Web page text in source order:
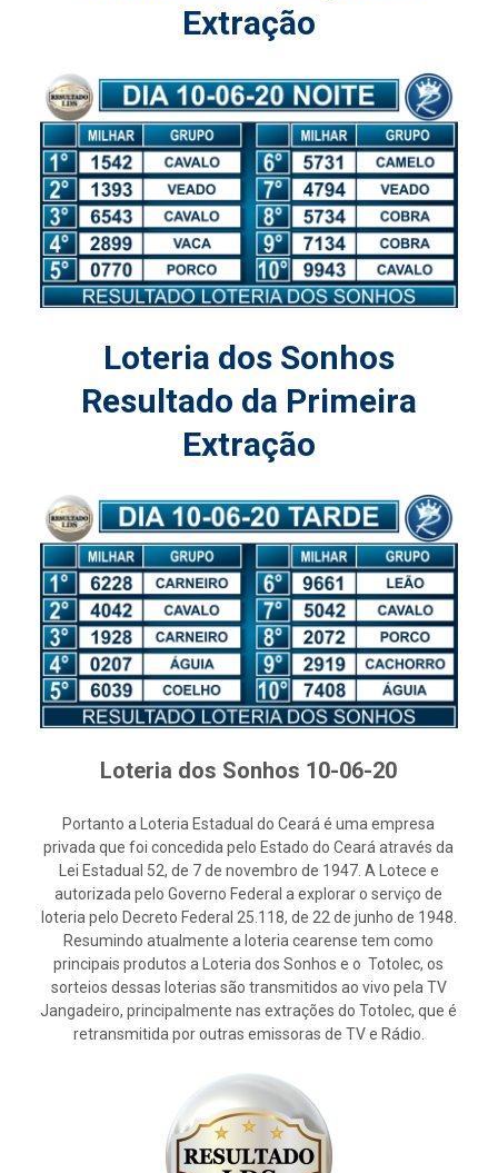
Extração
Loteria dos Sonhos
Resultado da Primeira
Extração
Loteria dos Sonhos 10-06-20
Portanto a Loteria Estadual do Ceará é uma empresa
privada que foi concedida pelo Estado do Ceará através da
Lei Estadual 52, de 7 de novembro de 1947. A Lotece e
autorizada pelo Governo Federal a explorar o serviço de
loteria pelo Decreto Federal 25.118, de 22 de junho de 1948.
Resumindo atualmente a loteria cearense tem como
principais produtos a Loteria dos Sonhos e o Totolec, os
sorteios dessas loterias são transmitidos ao vivo pela TV
Jangadeiro, principalmente nas extrações do Totolec, que é
retransmitida por outras emissoras de TV e Rádio.